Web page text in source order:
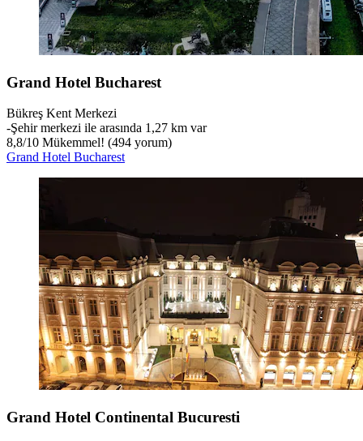
Grand Hotel Bucharest
Bükreş Kent Merkezi
‐Şehir merkezi ile arasında 1,27 km var
8,8/10 Mükemmel! (494 yorum)
Grand Hotel Bucharest
Grand Hotel Continental Bucuresti